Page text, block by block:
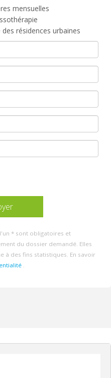
mensuelles
résidences urbaines
* sont obligatoires et
du dossier demandé. Elles
à des fins statistiques. En savoir
.